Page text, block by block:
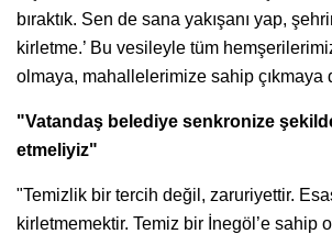
bıraktık. Sen de sana yakışanı yap,
kirletme.’ Bu vesileyle tüm
olmaya, mahallelerimize sahip çıkmaya
"Vatandaş belediye senkronize
etmeliyiz"
"Temizlik bir tercih değil, zaruriyettir.
kirletmemektir. Temiz bir İnegöl’e sahip